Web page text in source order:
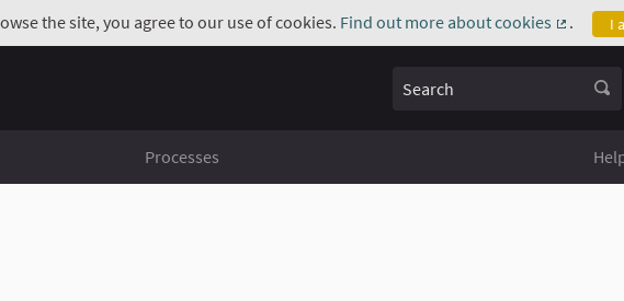
the site, you agree to our use of cookies. Find out more about cookies
. I
Search
Processes